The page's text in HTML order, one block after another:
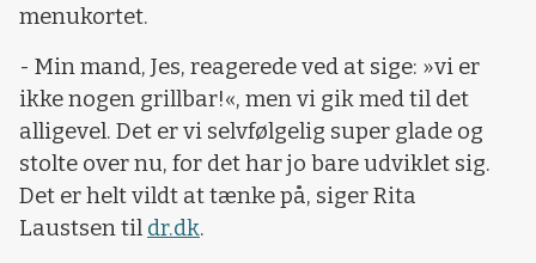
menukortet.
- Min mand, Jes, reagerede ved at sige: »vi er
ikke nogen grillbar!«, men vi gik med til det
alligevel. Det er vi selvfølgelig super glade og
stolte over nu, for det har jo bare udviklet sig.
Det er helt vildt at tænke på, siger Rita
Laustsen til dr.dk.